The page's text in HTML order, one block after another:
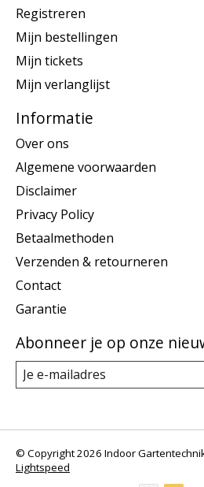
Registreren
Mijn bestellingen
Mijn tickets
Mijn verlanglijst
Informatie
Over ons
Algemene voorwaarden
Disclaimer
Privacy Policy
Betaalmethoden
Verzenden & retourneren
Contact
Garantie
Abonneer je op onze
© Copyright 2026 Indoor
Lightspeed